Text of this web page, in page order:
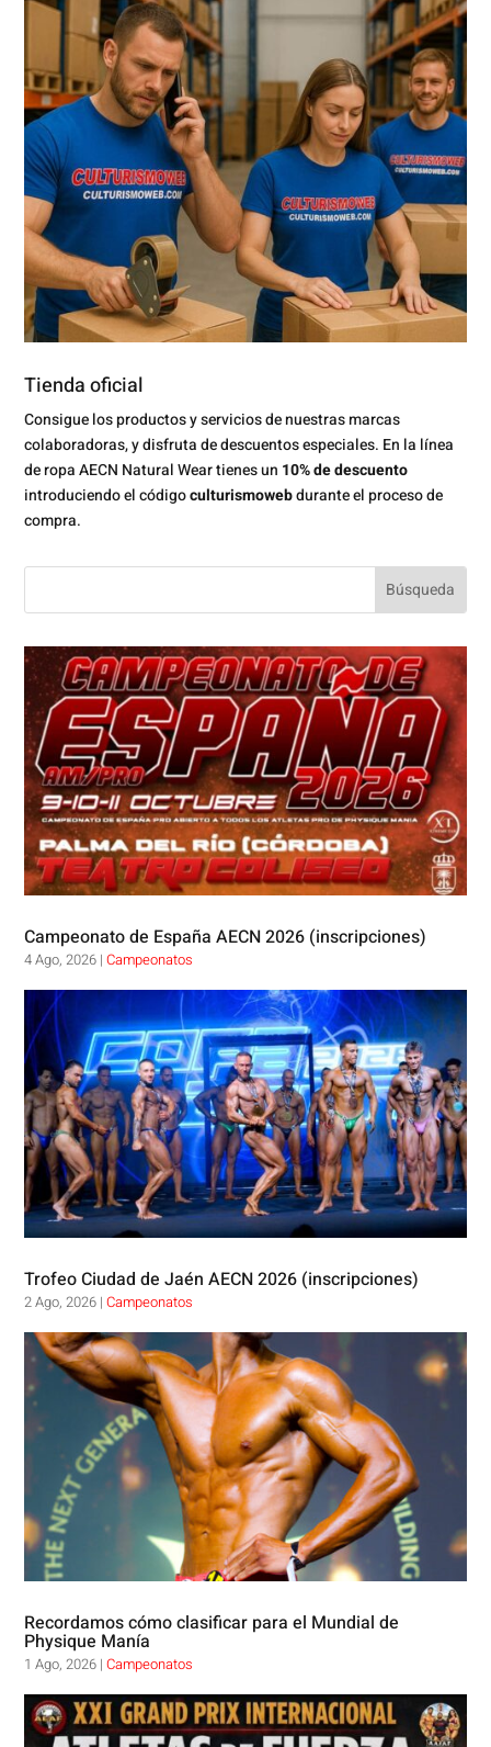
Tienda oficial
Consigue los productos y servicios de nuestras marcas
colaboradoras, y disfruta de descuentos especiales. En la línea
de ropa AECN Natural Wear tienes un 10% de descuento
introduciendo el códigoculturismowebdurante el proceso de
compra.
Campeonato de España AECN 2026 (inscripciones)
4 Ago, 2026 |Campeonatos
Trofeo Ciudad de Jaén AECN 2026 (inscripciones)
2 Ago, 2026 |Campeonatos
Recordamos cómo clasificar para el Mundial de
Physique Manía
1 Ago, 2026 |Campeonatos